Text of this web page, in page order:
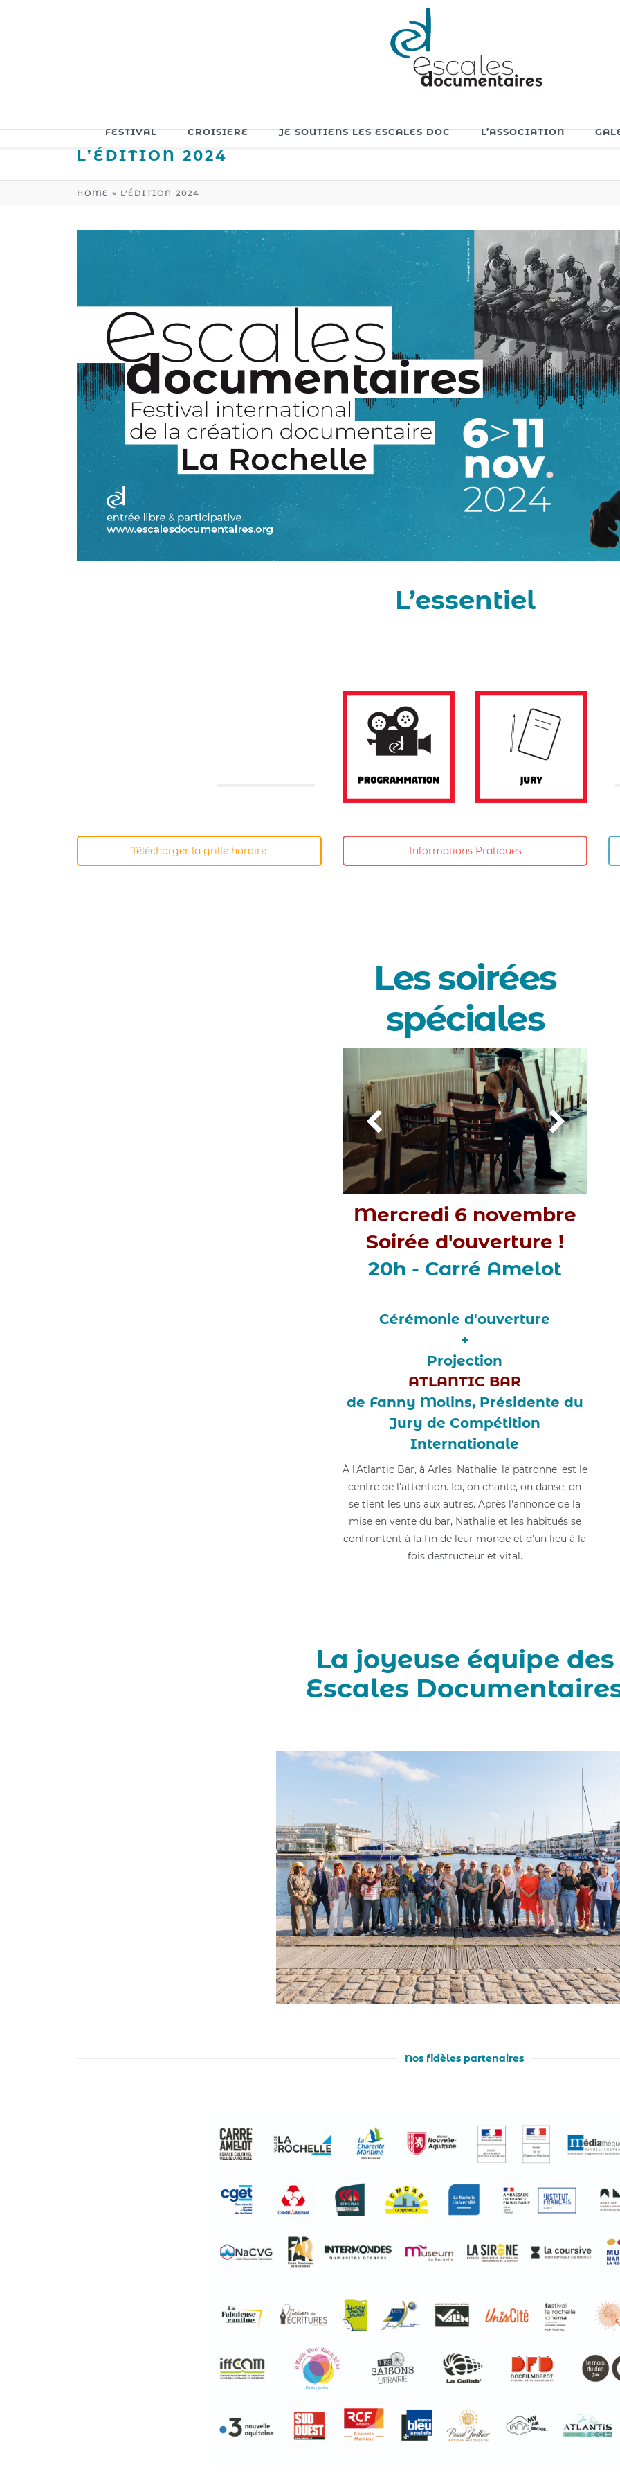
FESTIVAL CROISIERE JE SOUTIENS LES ESCALES DOC L’ASSOCIATION
L’ÉDITION 2024
HOME » L’ÉDITION 2024
L’essentiel
Télécharger la grille horaire Informations Pratiques
Les soirées
spéciales
Mercredi 6 novembre
Soirée d'ouverture !
20h - Carré Amelot
Cérémonie d'ouverture
+
Projection
ATLANTIC BAR
de Fanny Molins, Présidente du
Jury de Compétition
Internationale
À l'Atlantic Bar, à Arles, Nathalie, la patronne, est le
centre de l'attention. Ici, on chante, on danse, on
se tient les uns aux autres. Après l'annonce de la
mise en vente du bar, Nathalie et les habitués se
confrontent à la fin de leur monde et d'un lieu à la
fois destructeur et vital.
La joyeuse équipe des
Escales
Nos fidèles partenaires